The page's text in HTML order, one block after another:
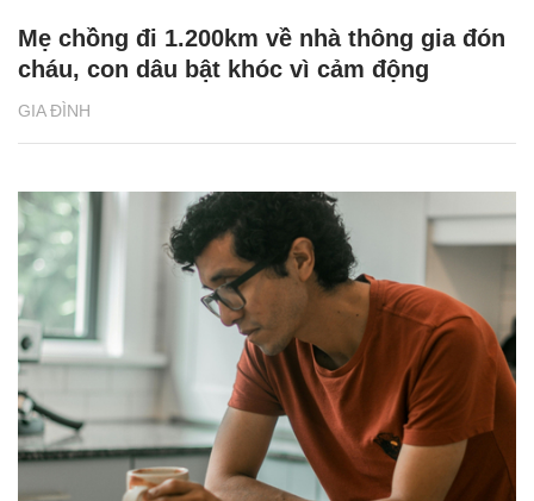
GIA ĐÌNH
Mẹ chồng đi 1.200km về nhà thông gia đón
cháu, con dâu bật khóc vì cảm động